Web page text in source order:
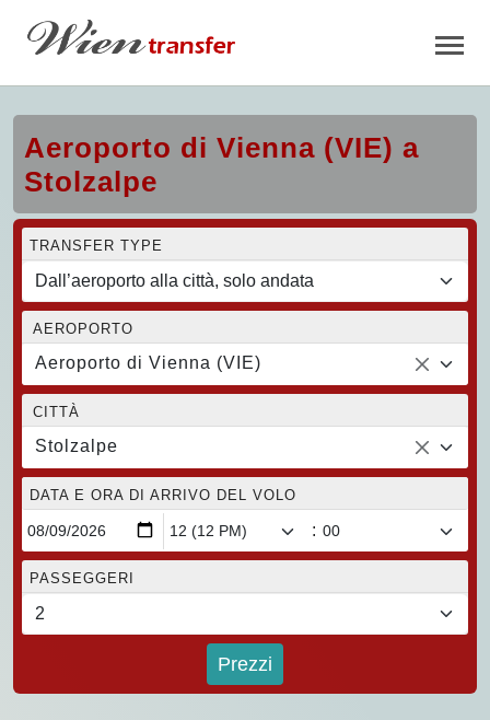
Aeroporto di Vienna (VIE) a
Stolzalpe
TRANSFER TYPE
AEROPORTO
Aeroporto di Vienna (VIE)
CITTÀ
Stolzalpe
DATA E ORA DI ARRIVO DEL VOLO
:
PASSEGGERI
Prezzi